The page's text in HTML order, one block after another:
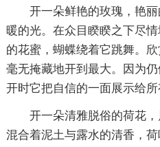
开一朵鲜艳的玫瑰，艳丽
暖的光。在众目睽睽之下尽
的花蜜，蝴蝶绕着它跳舞。
毫无掩藏地开到最大。因为
开时它把自信的一面展示给所
开一朵清雅脱俗的荷花，
混合着泥土与露水的清香，